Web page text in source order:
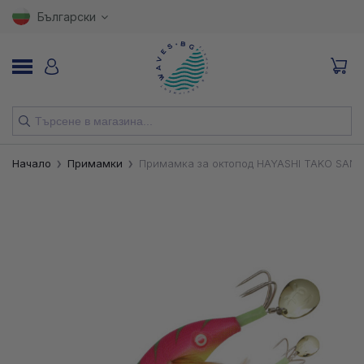
Български
НОВИ
Начало Примамки Примамка за октопод HAYASHI TAKO SAN